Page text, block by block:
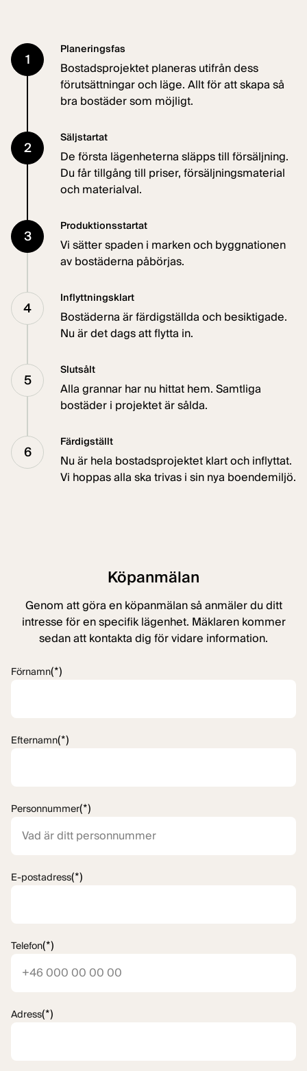
1
Planeringsfas
Bostadsprojektet planeras utifrån dess
förutsättningar och läge. Allt för att skapa så
bra bostäder som möjligt.
2
Säljstartat
De första lägenheterna släpps till försäljning.
Du får tillgång till priser, försäljningsmaterial
och materialval.
3
Produktionsstartat
Vi sätter spaden i marken och byggnationen
av bostäderna påbörjas.
4
Inflyttningsklart
Bostäderna är färdigställda och besiktigade.
Nu är det dags att flytta in.
5
Slutsålt
Alla grannar har nu hittat hem. Samtliga
bostäder i projektet är sålda.
6
Färdigställt
Nu är hela bostadsprojektet klart och inflyttat.
Vi hoppas alla ska trivas i sin nya boendemiljö.
Köpanmälan
Genom att göra en köpanmälan så anmäler du ditt
intresse för en specifik lägenhet. Mäklaren kommer
sedan att kontakta dig för vidare information.
Förnamn(*)
Efternamn(*)
Personnummer(*)
E-postadress(*)
Telefon(*)
Adress(*)